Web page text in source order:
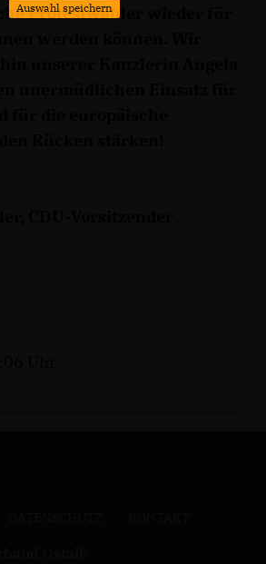
Protestwähler wieder für
Auswahl speichern